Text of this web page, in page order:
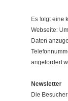
Es folgt eine
Webseite:
Daten
angefordert
Newsletter
Die